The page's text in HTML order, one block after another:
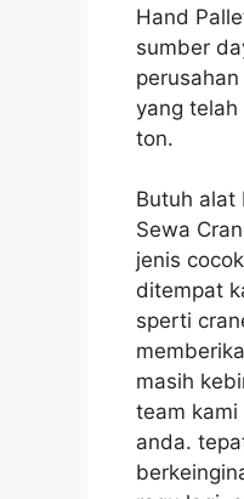
Hand
sumber
yang
ton.
Butuh alat
Sewa
jenis
ditempat
sperti
masih
team
anda.